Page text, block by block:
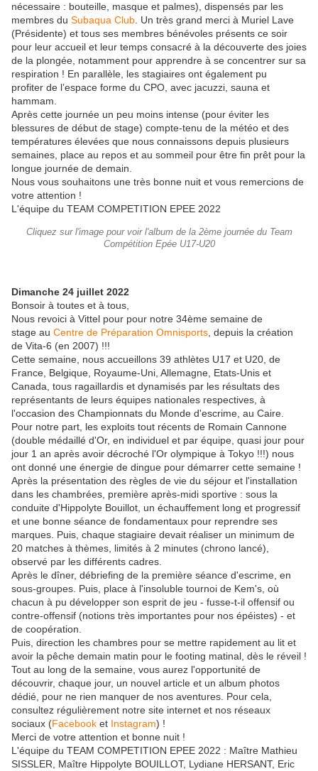
nécessaire : bouteille, masque et palmes), dispensés par les
membres du Subaqua Club . Un très grand merci à Muriel Lave
(Présidente) et tous ses membres bénévoles présents ce soir
pour leur accueil et leur temps consacré à la découverte des joies
de la plongée, notamment pour apprendre à se concentrer sur sa
respiration ! En parallèle, les stagiaires ont également pu
profiter de l’espace forme du CPO, avec jacuzzi, sauna et
hammam.
Après cette journée un peu moins intense (pour éviter les
blessures de début de stage) compte-tenu de la météo et des
températures élevées que nous connaissons depuis plusieurs
semaines, place au repos et au sommeil pour être fin prêt pour la
longue journée de demain.
Nous vous souhaitons une très bonne nuit et vous remercions de
votre attention !
L'équipe du TEAM COMPETITION EPEE 2022
Cliquez sur l'image pour voir l'album de la 2ème journée du Team
Compétition Epée U17-U20
Dimanche 24 juillet 2022
Bonsoir à toutes et à tous,
Nous revoici à Vittel pour pour notre 34ème semaine de
stage au Centre de Préparation Omnisports , depuis la création
de Vita-6 (en 2007) !!!
Cette semaine, nous accueillons 39 athlètes U17 et U20, de
France, Belgique, Royaume-Uni, Allemagne, Etats-Unis et
Canada, tous ragaillardis et dynamisés par les résultats des
représentants de leurs équipes nationales respectives, à
l'occasion des Championnats du Monde d'escrime, au Caire.
Pour notre part, les exploits tout récents de Romain Cannone
(double médaillé d'Or, en individuel et par équipe, quasi jour pour
jour 1 an après avoir décroché l'Or olympique à Tokyo !!!) nous
ont donné une énergie de dingue pour démarrer cette semaine !
Après la présentation des règles de vie du séjour et l'installation
dans les chambrées, première après-midi sportive : sous la
conduite d'Hippolyte Bouillot, un échauffement long et progressif
et une bonne séance de fondamentaux pour reprendre ses
marques. Puis, chaque stagiaire devait réaliser un minimum de
20 matches à thèmes, limités à 2 minutes (chrono lancé),
observé par les différents cadres.
Après le dîner, débriefing de la première séance d'escrime, en
sous-groupes. Puis, place à l'insoluble tournoi de Kem's, où
chacun à pu développer son esprit de jeu - fusse-t-il offensif ou
contre-offensif (notions très importantes pour nos épéistes) - et
de coopération.
Puis, direction les chambres pour se mettre rapidement au lit et
avoir la pêche demain matin pour le footing matinal, dès le réveil !
Tout au long de la semaine, vous aurez l'opportunité de
découvrir, chaque jour, un nouvel article et un album photos
dédié, pour ne rien manquer de nos aventures. Pour cela,
consultez régulièrement notre site internet et nos réseaux
sociaux (Facebook et Instagram) !
Merci de votre attention et bonne nuit !
L'équipe du TEAM COMPETITION EPEE 2022 : Maître Mathieu
SISSLER, Maître Hippolyte BOUILLOT, Lydiane HERSANT, Eric